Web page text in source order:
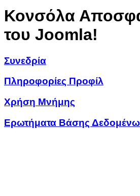
Κονσόλα
του Joomla!
Συνεδρία
Πληροφορίες Προφίλ
Χρήση Μνήμης
Ερωτήματα Βάσης